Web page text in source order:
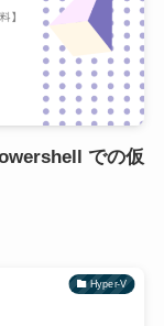
での仮
Hyper-V